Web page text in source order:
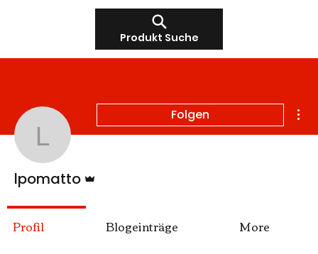
Produkt Suche
Profil Blogeinträge More
lpomatto
Folgen
lpomatto